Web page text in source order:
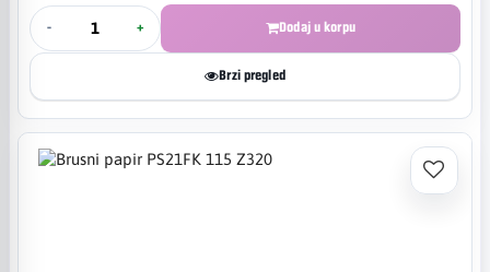
- + Dodaj u korpu
Brzi pregled